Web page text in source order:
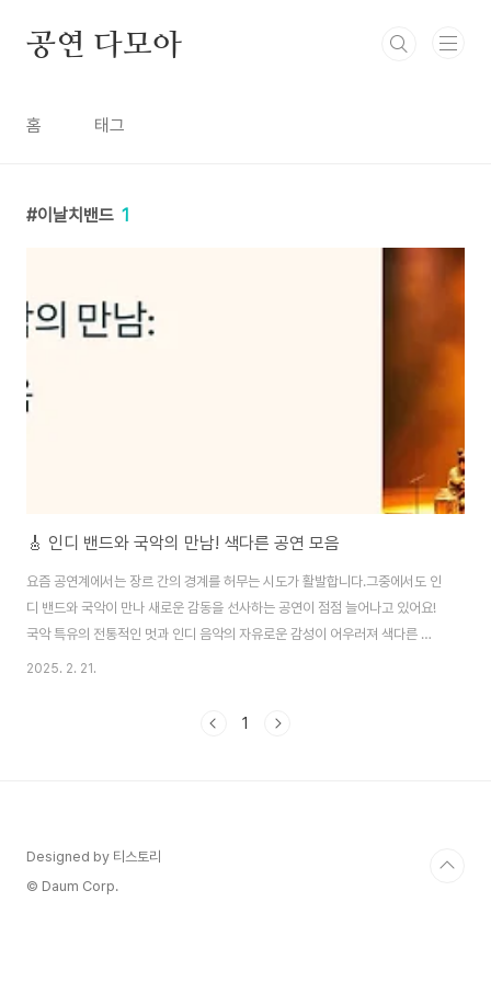
공연 다모아
홈 태그
이날치밴드 1
🎸 인디 밴드와 국악의 만남! 색다른 공연 모음
요즘 공연계에서는 장르 간의 경계를 허무는 시도가 활발합니다.그중에서도 인
디 밴드와 국악이 만나 새로운 감동을 선사하는 공연이 점점 늘어나고 있어요!
국악 특유의 전통적인 멋과 인디 음악의 자유로운 감성이 어우러져 색다른 분
위기를 만들어 내죠.이번 글에서는 저도 최근 관심이 많은 인디와 국악이 함께
주목받는 이유 인디 밴드는 실험적이고 개성 있는 음악을 만들어 가는 대표적
2025. 2. 21.
1
Designed by 티스토리
© Daum Corp.